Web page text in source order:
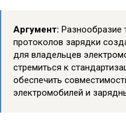
Аргумент: Разнообразие
протоколов зарядки
для владельцев
стремиться к
обеспечить
электромобилей и